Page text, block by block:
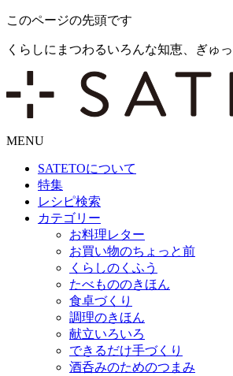
このページの先頭です
くらしにまつわるいろんな知恵、ぎゅっ
MENU
SATETOについて
特集
レシピ検索
カテゴリー
お料理レター
お買い物のちょっと前
くらしのくふう
たべもののきほん
食卓づくり
調理のきほん
献立いろいろ
できるだけ手づくり
酒呑みのためのつまみ